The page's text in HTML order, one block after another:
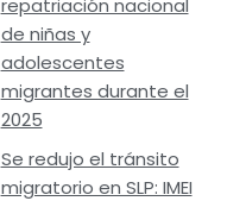
repatriación nacional
de niñas y
adolescentes
migrantes durante el
2025
Se redujo el tránsito
migratorio en SLP: IMEI